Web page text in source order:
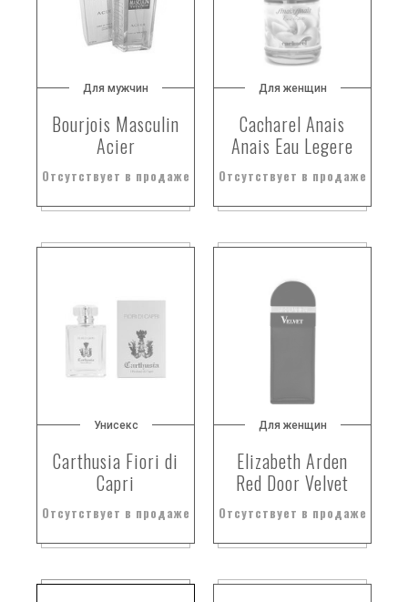
бурбонская ваниль
бурбонская ваниль.
бурбонский ветивер
бурбонский перец
бучу
валенсийский апельсиновый цвет
ванилин
ванилин.
ваниль
ваниль и мускус
ваниль подробнее: https://randewoo.ru/product/aromadiffuzor-mexican-woods
ванильная икра
ванильная орхидея
Для мужчин
Bourjois Masculin
Acier
Отсутствует в продаже
Для женщин
Cacharel Anais
Anais Eau Legere
Отсутствует в продаже
Унисекс
Carthusia Fiori di
Capri
Отсутствует в продаже
Для женщин
Elizabeth Arden
Red Door Velvet
Отсутствует в продаже